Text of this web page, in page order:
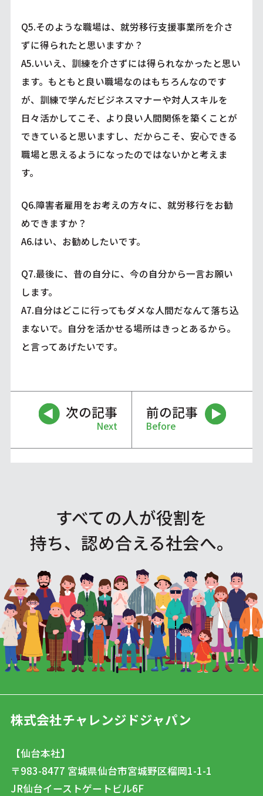
Q5.そのような職場は、就労移行支援事業所を介さ
ずに得られたと思いますか？
A5.いいえ、訓練を介さずには得られなかったと思い
ます。もともと良い職場なのはもちろんなのです
が、訓練で学んだビジネスマナーや対人スキルを
日々活かしてこそ、より良い人間関係を築くことが
できていると思いますし、だからこそ、安心できる
職場と思えるようになったのではないかと考えま
す。
Q6.障害者雇用をお考えの方々に、就労移行をお勧
めできますか？
A6.はい、お勧めしたいです。
Q7.最後に、昔の自分に、今の自分から一言お願い
します。
A7.自分はどこに行ってもダメな人間だなんて落ち込
まないで。自分を活かせる場所はきっとあるから。
と言ってあげたいです。
次の記事
Next
前の記事
Before
すべての人が役割を
持ち、認め合える社会へ。
株式会社チャレンジドジャパン
【仙台本社】
〒983-8477 宮城県仙台市宮城野区榴岡1-1-1
JR仙台イーストゲートビル6F